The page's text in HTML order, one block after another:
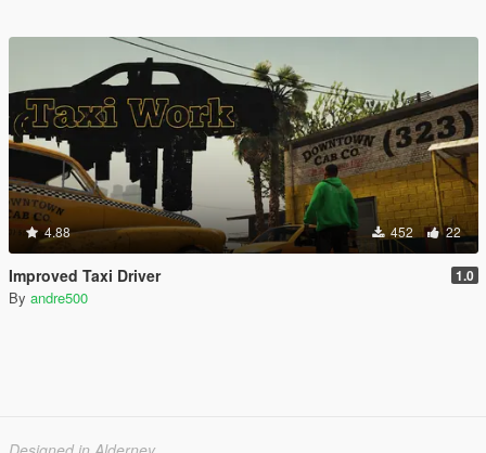
4.88 452 22
Improved Taxi Driver 1.0
By andre500